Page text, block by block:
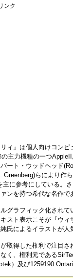
ンク
リィ』は個人向けコン
の主力機種の一つ
ート・ウッドヘッド
Greenberg)らにより作
主に参考にしている。
ンを持つ希代な名作で
グラフィック化され
スト表示こそが『ウ
氏によるイラストが人
取得した権利で注目
く、権利元である
）及び1259190